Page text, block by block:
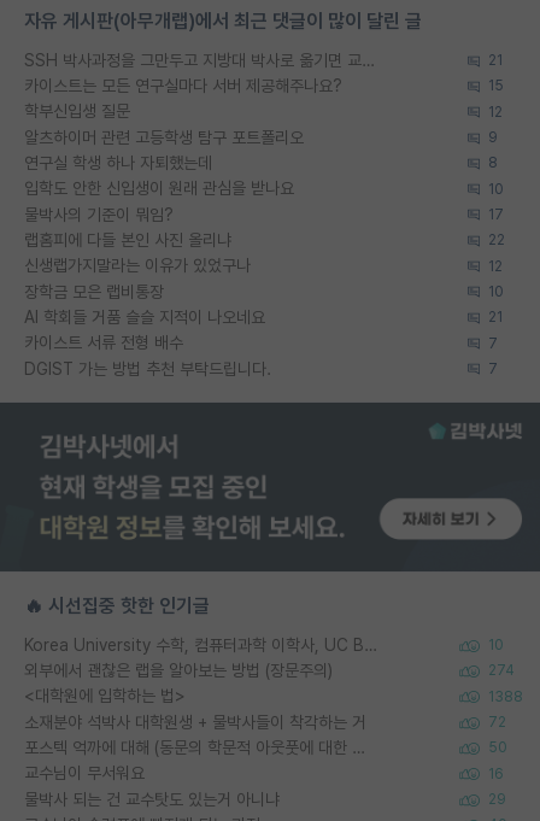
자유 게시판(아무개랩)에서 최근 댓글이 많이 달린 글
SSH 박사과정을 그만두고 지방대 박사로 옮기면 교수의 꿈은 끝일까요? 21
카이스트는 모든 연구실마다 서버 제공해주나요? 15
학부신입생 질문 12
알츠하이머 관련 고등학생 탐구 포트폴리오 9
연구실 학생 하나 자퇴했는데 8
입학도 안한 신입생이 원래 관심을 받나요 10
물박사의 기준이 뭐임? 17
랩홈피에 다들 본인 사진 올리냐 22
신생랩가지말라는 이유가 있었구나 12
장학금 모은 랩비통장 10
AI 학회들 거품 슬슬 지적이 나오네요 21
카이스트 서류 전형 배수 7
DGIST 가는 방법 추천 부탁드립니다. 7
🔥 시선집중 핫한 인기글
Korea University 수학, 컴퓨터과학 이학사, UC Berkeley 산업공학 대학원 공학박사가 되는 것은 쉽지 않겠죠? 10
외부에서 괜찮은 랩을 알아보는 방법 (장문주의) 274
<대학원에 입학하는 법> 1388
소재분야 석박사 대학원생 + 물박사들이 착각하는 거 72
포스텍 억까에 대해 (동문의 학문적 아웃풋에 대한 반박) 50
교수님이 무서워요 16
물박사 되는 건 교수탓도 있는거 아니냐 29